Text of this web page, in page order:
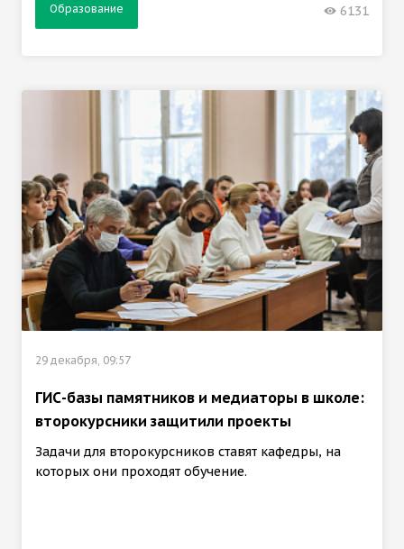
Образование 6131
29 декабря, 09:57
ГИС-базы памятников и медиаторы в школе:
второкурсники защитили проекты
Задачи для второкурсников ставят кафедры, на
которых они проходят обучение.